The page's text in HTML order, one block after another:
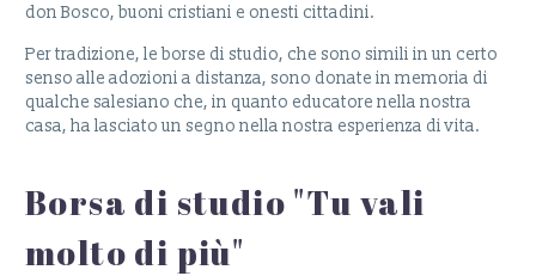
don Bosco, buoni cristiani e onesti cittadini.
Per tradizione, le borse di studio, che sono simili in un certo
senso alle adozioni a distanza, sono donate in memoria di
qualche salesiano che, in quanto educatore nella nostra
casa, ha lasciato un segno nella nostra esperienza di vita.
Borsa di studio "Tu vali
molto di più"